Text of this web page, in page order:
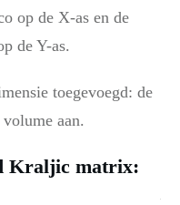
op de X-as en de
de Y-as.
toegevoegd: de
aan.
Kraljic matrix: